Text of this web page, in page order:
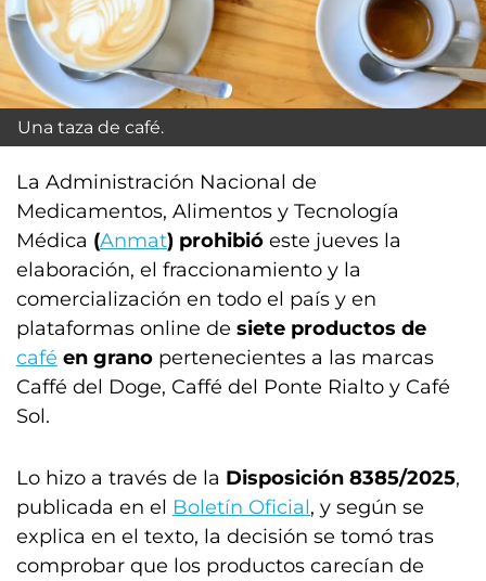
Una taza de café.
La Administración Nacional de
Medicamentos, Alimentos y Tecnología
Médica (Anmat) prohibió este jueves la
elaboración, el fraccionamiento y la
comercialización en todo el país y en
plataformas online de siete productos de
café en grano pertenecientes a las marcas
Caffé del Doge, Caffé del Ponte Rialto y Café
Sol.
Lo hizo a través de la Disposición 8385/2025,
publicada en el Boletín Oficial, y según se
explica en el texto, la decisión se tomó tras
comprobar que los productos carecían de